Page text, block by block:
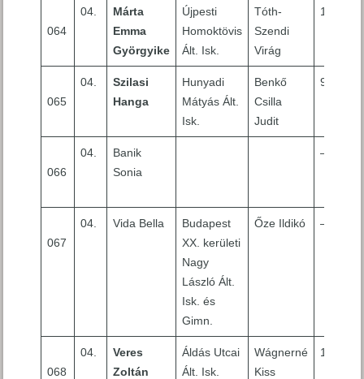
064
04.
Márta
Emma
Györgyike
Újpesti
Homoktövis
Ált. Isk.
Tóth-
Szendi
Virág
10
065
04.
Szilasi
Hanga
Hunyadi
Mátyás Ált.
Isk.
Benkő
Csilla
Judit
9
066
04.
Banik
Sonia
–
067
04. Vida Bella
Budapest
XX. kerületi
Nagy
László Ált.
Isk. és
Gimn.
Őze Ildikó –
068
04.
Veres
Zoltán
Áldás Utcai
Ált. Isk.
Wágnerné
Kiss
10